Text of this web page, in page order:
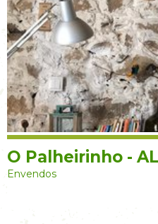
O Palheirinho - AL
Envendos